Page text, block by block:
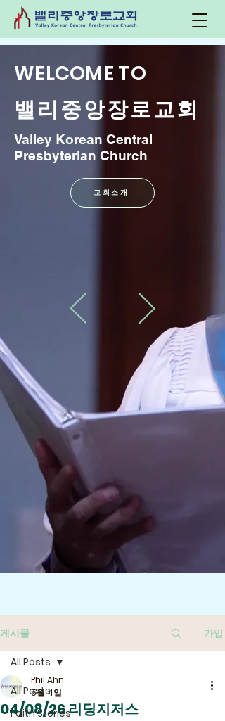
WELCOME TO
​밸리중앙장로교회
Valley Korean Central
Presbyterian Church
교회소개
게시물 가입
All Posts
Faith Stories
All Posts
04/08/26 리딩지저스
Phil Ahn
5월 4일